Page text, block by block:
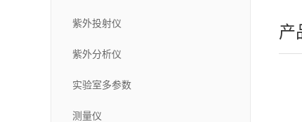
紫外投射仪
紫外分析仪
实验室多参数
测量仪
产